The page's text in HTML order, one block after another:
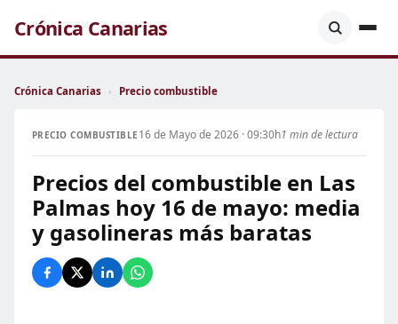
Crónica Canarias
Crónica Canarias › Precio combustible
PRECIO COMBUSTIBLE 16 de Mayo de 2026 · 09:30h1 min de lectura
Precios del combustible en Las
Palmas hoy 16 de mayo: media
y gasolineras más baratas